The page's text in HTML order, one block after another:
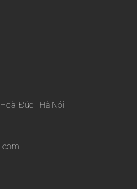
Đức - Hà Nội